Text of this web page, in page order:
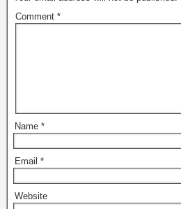
Comment *
Name *
Email *
Website